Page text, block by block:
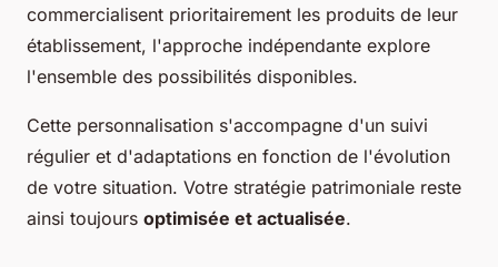
commercialisent prioritairement les produits de leur
établissement, l'approche indépendante explore
l'ensemble des possibilités disponibles.
Cette personnalisation s'accompagne d'un suivi
régulier et d'adaptations en fonction de l'évolution
de votre situation. Votre stratégie patrimoniale reste
ainsi toujours optimisée et actualisée.